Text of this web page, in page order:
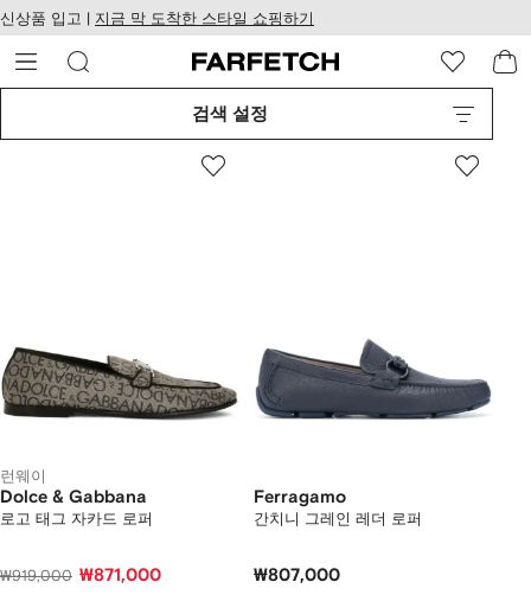
츠
건
너
기
치
웹
접
신상품 입고 | 지금 막 도착한 스타일 쇼핑하기
검색 설정
런웨이
Dolce & Gabbana
로고 태그 자카드 로퍼
₩919,000 ₩871,000
Ferragamo
간치니 그레인 레더 로퍼
₩807,000